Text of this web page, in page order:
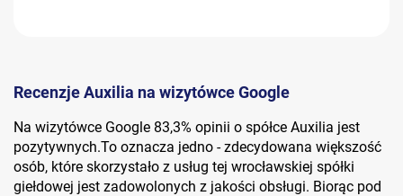
Recenzje Auxilia na wizytówce Google
Na wizytówce Google 83,3% opinii o spółce Auxilia jest
pozytywnych.To oznacza jedno - zdecydowana większość
osób, które skorzystało z usług tej wrocławskiej spółki
giełdowej jest zadowolonych z jakości obsługi. Biorąc pod